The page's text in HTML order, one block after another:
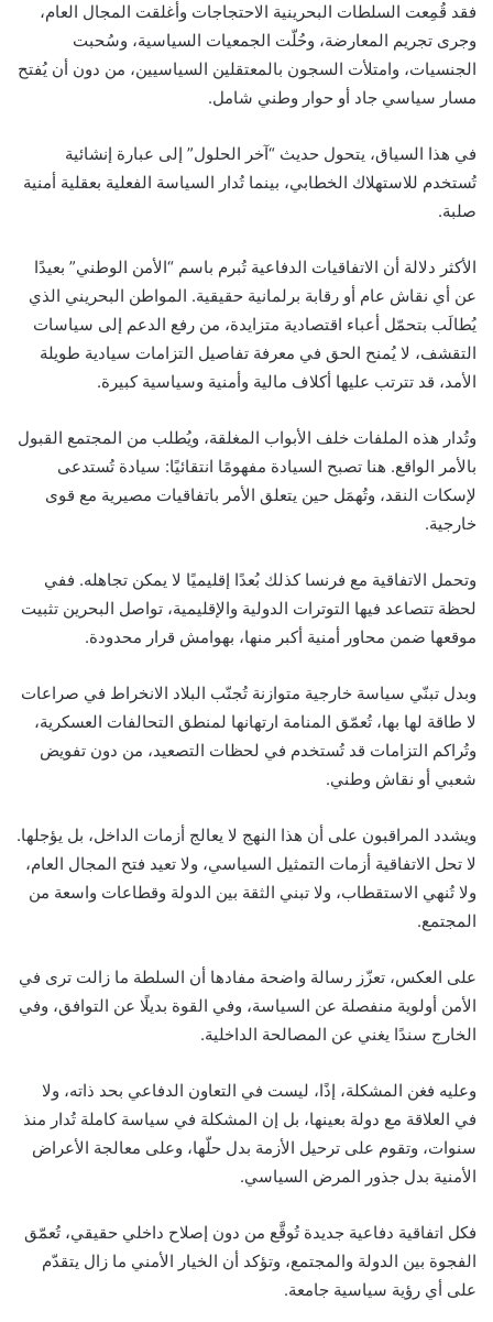
فقد قُمِعت السلطات البحرينية الاحتجاجات وأُغلقت المجال العام،
وجرى تجريم المعارضة، وحُلّت الجمعيات السياسية، وسُحبت
الجنسيات، وامتلأت السجون بالمعتقلين السياسيين، من دون أن يُفتح
مسار سياسي جاد أو حوار وطني شامل.
في هذا السياق، يتحول حديث “آخر الحلول” إلى عبارة إنشائية
تُستخدم للاستهلاك الخطابي، بينما تُدار السياسة الفعلية بعقلية أمنية
صلبة.
الأكثر دلالة أن الاتفاقيات الدفاعية تُبرم باسم “الأمن الوطني” بعيدًا
عن أي نقاش عام أو رقابة برلمانية حقيقية. المواطن البحريني الذي
يُطالَب بتحمّل أعباء اقتصادية متزايدة، من رفع الدعم إلى سياسات
التقشف، لا يُمنح الحق في معرفة تفاصيل التزامات سيادية طويلة
الأمد، قد تترتب عليها أكلاف مالية وأمنية وسياسية كبيرة.
وتُدار هذه الملفات خلف الأبواب المغلقة، ويُطلب من المجتمع القبول
بالأمر الواقع. هنا تصبح السيادة مفهومًا انتقائيًا: سيادة تُستدعى
لإسكات النقد، وتُهمَل حين يتعلق الأمر باتفاقيات مصيرية مع قوى
خارجية.
وتحمل الاتفاقية مع فرنسا كذلك بُعدًا إقليميًا لا يمكن تجاهله. ففي
لحظة تتصاعد فيها التوترات الدولية والإقليمية، تواصل البحرين تثبيت
موقعها ضمن محاور أمنية أكبر منها، بهوامش قرار محدودة.
وبدل تبنّي سياسة خارجية متوازنة تُجنّب البلاد الانخراط في صراعات
لا طاقة لها بها، تُعمّق المنامة ارتهانها لمنطق التحالفات العسكرية،
وتُراكم التزامات قد تُستخدم في لحظات التصعيد، من دون تفويض
شعبي أو نقاش وطني.
ويشدد المراقبون على أن هذا النهج لا يعالج أزمات الداخل، بل يؤجلها.
لا تحل الاتفاقية أزمات التمثيل السياسي، ولا تعيد فتح المجال العام،
ولا تُنهي الاستقطاب، ولا تبني الثقة بين الدولة وقطاعات واسعة من
المجتمع.
على العكس، تعزّز رسالة واضحة مفادها أن السلطة ما زالت ترى في
الأمن أولوية منفصلة عن السياسة، وفي القوة بديلًا عن التوافق، وفي
الخارج سندًا يغني عن المصالحة الداخلية.
وعليه فغن المشكلة، إذًا، ليست في التعاون الدفاعي بحد ذاته، ولا
في العلاقة مع دولة بعينها، بل إن المشكلة في سياسة كاملة تُدار منذ
سنوات، وتقوم على ترحيل الأزمة بدل حلّها، وعلى معالجة الأعراض
الأمنية بدل جذور المرض السياسي.
فكل اتفاقية دفاعية جديدة تُوقَّع من دون إصلاح داخلي حقيقي، تُعمّق
الفجوة بين الدولة والمجتمع، وتؤكد أن الخيار الأمني ما زال يتقدّم
على أي رؤية سياسية جامعة.